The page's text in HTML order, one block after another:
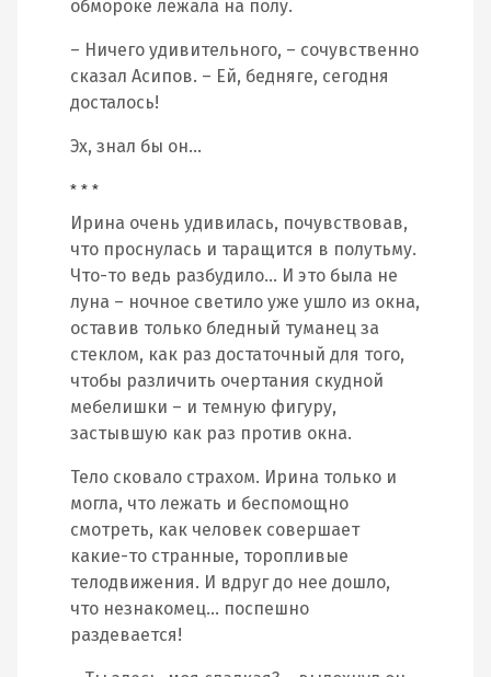
обмороке лежала на полу.
– Ничего удивительного, – сочувственно
сказал Асипов. – Ей, бедняге, сегодня
досталось!
Эх, знал бы он…
* * *
Ирина очень удивилась, почувствовав,
что проснулась и таращится в полутьму.
Что-то ведь разбудило… И это была не
луна – ночное светило уже ушло из окна,
оставив только бледный туманец за
стеклом, как раз достаточный для того,
чтобы различить очертания скудной
мебелишки – и темную фигуру,
застывшую как раз против окна.
Тело сковало страхом. Ирина только и
могла, что лежать и беспомощно
смотреть, как человек совершает
какие-то странные, торопливые
телодвижения. И вдруг до нее дошло,
что незнакомец… поспешно
раздевается!